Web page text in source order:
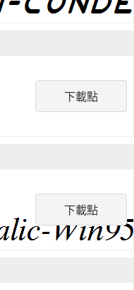
下載點
下載點